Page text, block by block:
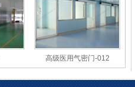
高级医用气密门-012